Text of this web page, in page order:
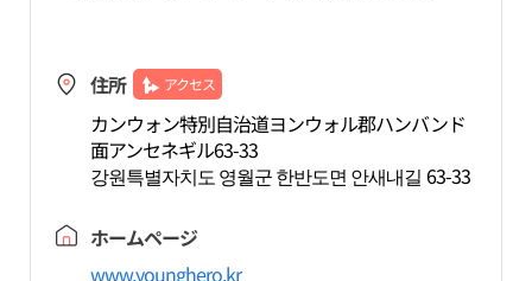
住所 アクセス
カンウォン特別自治道ヨンウォル郡ハンバンド
面アンセネギル63-33
강원특별자치도 영월군 한반도면 안새내길 63-33
ホームページ
www.younghero.kr